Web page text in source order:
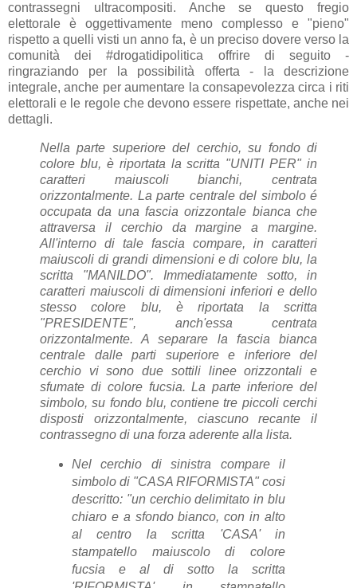
contrassegni ultracompositi. Anche se questo fregio
elettorale è oggettivamente meno complesso e "pieno"
rispetto a quelli visti un anno fa, è un preciso dovere verso la
comunità dei #drogatidipolitica offrire di seguito -
ringraziando per la possibilità offerta - la descrizione
integrale, anche per aumentare la consapevolezza circa i riti
elettorali e le regole che devono essere rispettate, anche nei
dettagli.
Nella parte superiore del cerchio, su fondo di
colore blu, è riportata la scritta "UNITI PER" in
caratteri maiuscoli bianchi, centrata
orizzontalmente. La parte centrale del simbolo é
occupata da una fascia orizzontale bianca che
attraversa il cerchio da margine a margine.
All'interno di tale fascia compare, in caratteri
maiuscoli di grandi dimensioni e di colore blu, la
scritta "MANILDO". Immediatamente sotto, in
caratteri maiuscoli di dimensioni inferiori e dello
stesso colore blu, è riportata la scritta
"PRESIDENTE", anch'essa centrata
orizzontalmente. A separare la fascia bianca
centrale dalle parti superiore e inferiore del
cerchio vi sono due sottili linee orizzontali e
sfumate di colore fucsia. La parte inferiore del
simbolo, su fondo blu, contiene tre piccoli cerchi
disposti orizzontalmente, ciascuno recante il
contrassegno di una forza aderente alla lista.
Nel cerchio di sinistra compare il
simbolo di "CASA RIFORMISTA" cosi
descritto: "un cerchio delimitato in blu
chiaro e a sfondo bianco, con in alto
al centro la scritta 'CASA' in
stampatello maiuscolo di colore
fucsia e al di sotto la scritta